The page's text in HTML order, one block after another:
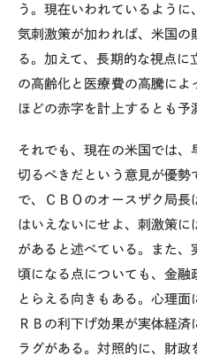
う。現在いわれているよう
気刺激策が加われば、米国
る。加えて、長期的な視点
の高齢化と医療費の高騰によ
ほどの赤字を計上するとも予
それでも、現在の米国では
切るべきだという意見が優
で、ＣＢＯのオースザク局長
はいえないにせよ、刺激策に
があると述べている。また、
頃になる点についても、金融
とらえる向きもある。心理面
ＲＢの利下げ効果が実体経
ラグがある。対照的に、財